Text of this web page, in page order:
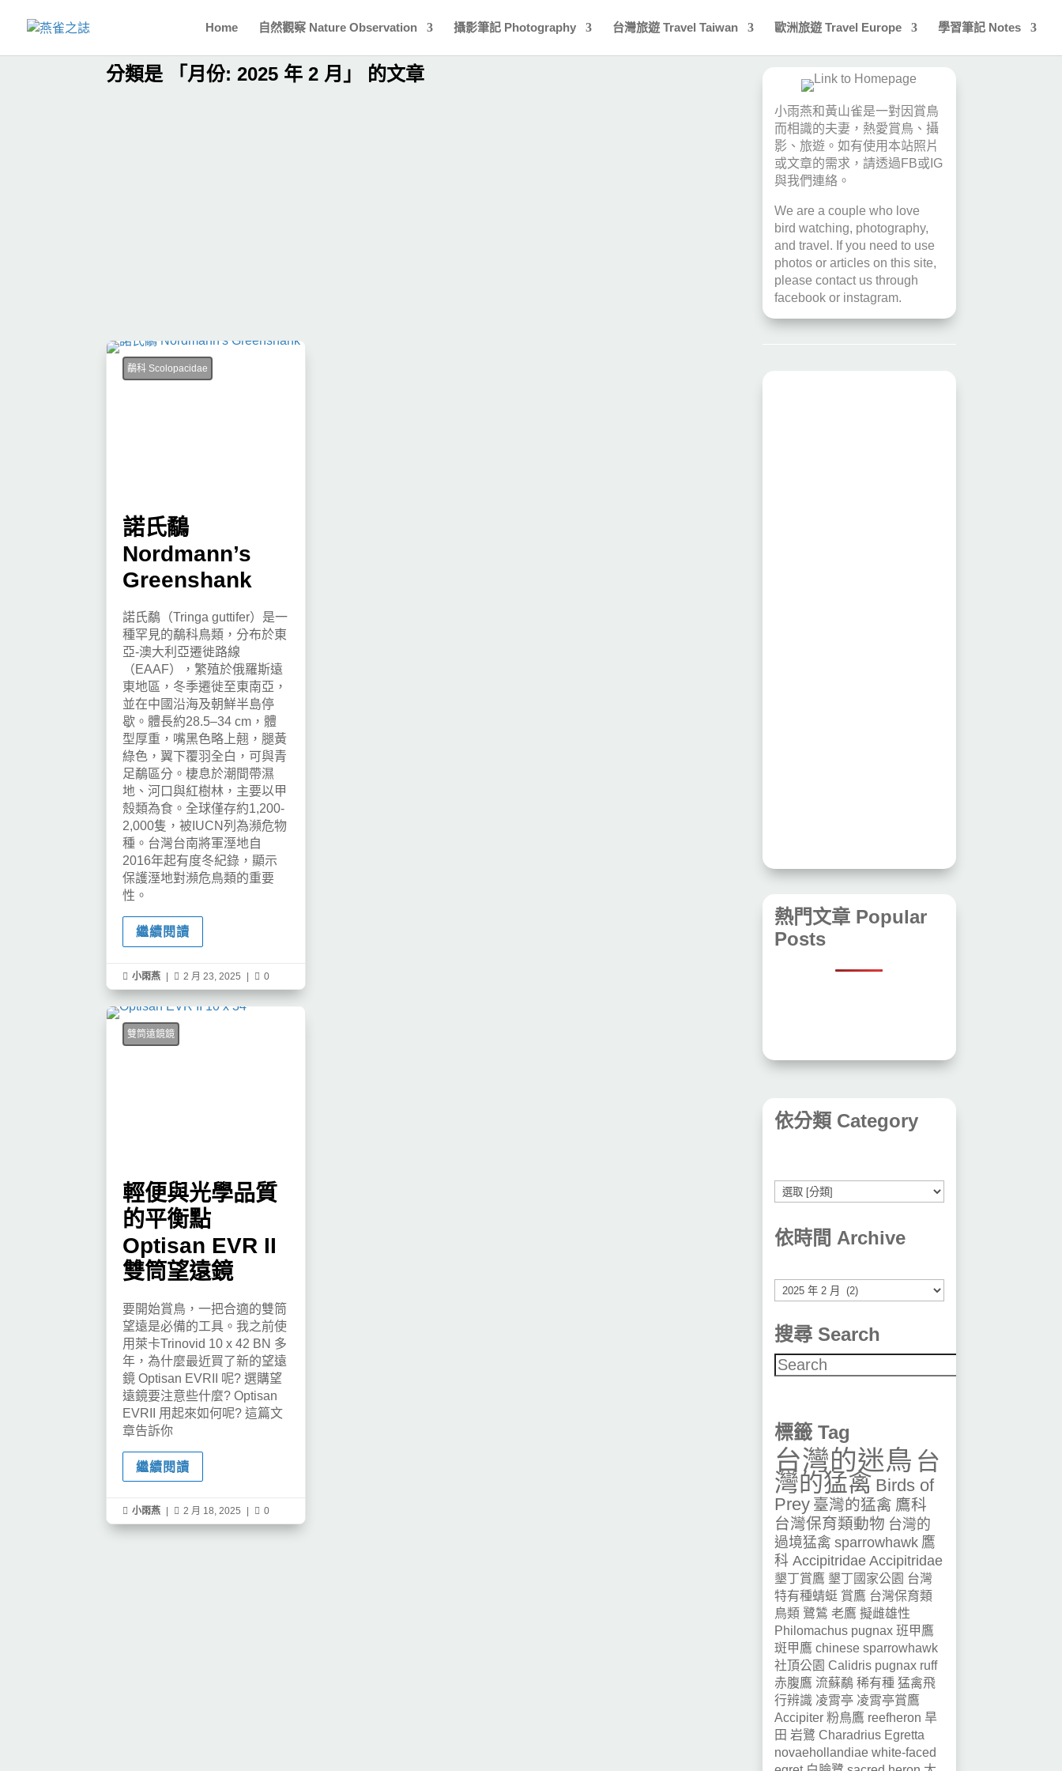
Home 自然觀察 Nature Observation 攝影筆記 Photography 台灣旅遊 Travel Taiwan 歐洲旅遊 Travel Europe 學習筆記 Notes
分類是 「月份:2025 年 2 月 」 的文章
鷸科 Scolopacidae
諾氏鷸
Nordmann’s
Greenshank
諾氏鷸（Tringa guttifer）是一
種罕見的鷸科鳥類，分布於東
亞-澳大利亞遷徙路線
（EAAF），繁殖於俄羅斯遠
東地區，冬季遷徙至東南亞，
並在中國沿海及朝鮮半島停
歇。體長約28.5–34 cm，體
型厚重，嘴黑色略上翹，腿黃
綠色，翼下覆羽全白，可與青
足鷸區分。棲息於潮間帶濕
地、河口與紅樹林，主要以甲
殼類為食。全球僅存約1,200-
2,000隻，被IUCN列為瀕危物
種。台灣台南將軍溼地自
2016年起有度冬紀錄，顯示
保護溼地對瀕危鳥類的重要
性。
繼續閱讀
 小雨燕 |  2 月 23, 2025 |  0
雙筒遠鏡鏡
輕便與光學品質
的平衡點
Optisan EVR II
雙筒望遠鏡
要開始賞鳥，一把合適的雙筒
望遠是必備的工具。我之前使
用萊卡Trinovid 10 x 42 BN 多
年，為什麼最近買了新的望遠
鏡 Optisan EVRII 呢? 選購望
遠鏡要注意些什麼? Optisan
EVRII 用起來如何呢? 這篇文
章告訴你
繼續閱讀
 小雨燕  2 月 18, 2025  0
小雨燕和黃山雀是一對因賞鳥
而相識的夫妻，熱愛賞鳥、攝
影、旅遊。如有使用本站照片
或文章的需求，請透過 FB或IG
與我們連絡。
We are a couple who love
bird watching, photography,
and travel. If you need to use
photos or articles on this site,
please contact us through
facebookor instagram.
熱門文章 Popular
Posts
依分類 Category
依時間 Archive
彙
整
搜尋 Search
搜尋
標籤 Tag
台灣的迷鳥 台
灣的猛禽 Birds of
Prey 臺灣的猛禽 鷹科
台灣保育類動物 台灣的
過境猛禽 sparrowhawk 鷹
科 Accipitridae Accipitridae
墾丁賞鷹 墾丁國家公園 台灣
特有種蜻蜓 賞鷹 台灣保育類
鳥類 鷺鷥 老鷹 擬雌雄性
Philomachus pugnax 班甲鷹
斑甲鷹 chinese sparrowhawk
社頂公園 Calidris pugnax ruff
赤腹鷹 流蘇鷸 稀有種 猛禽飛
行辨識 凌霄亭 凌霄亭賞鷹
Accipiter 粉鳥鷹 reefheron 旱
田 岩鷺 Charadrius Egretta
novaehollandiae white-faced